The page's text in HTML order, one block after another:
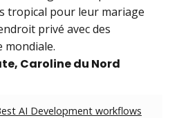
tropical pour leur mariage
privé avec des
mondiale.
Caroline du Nord
AI Development workflows